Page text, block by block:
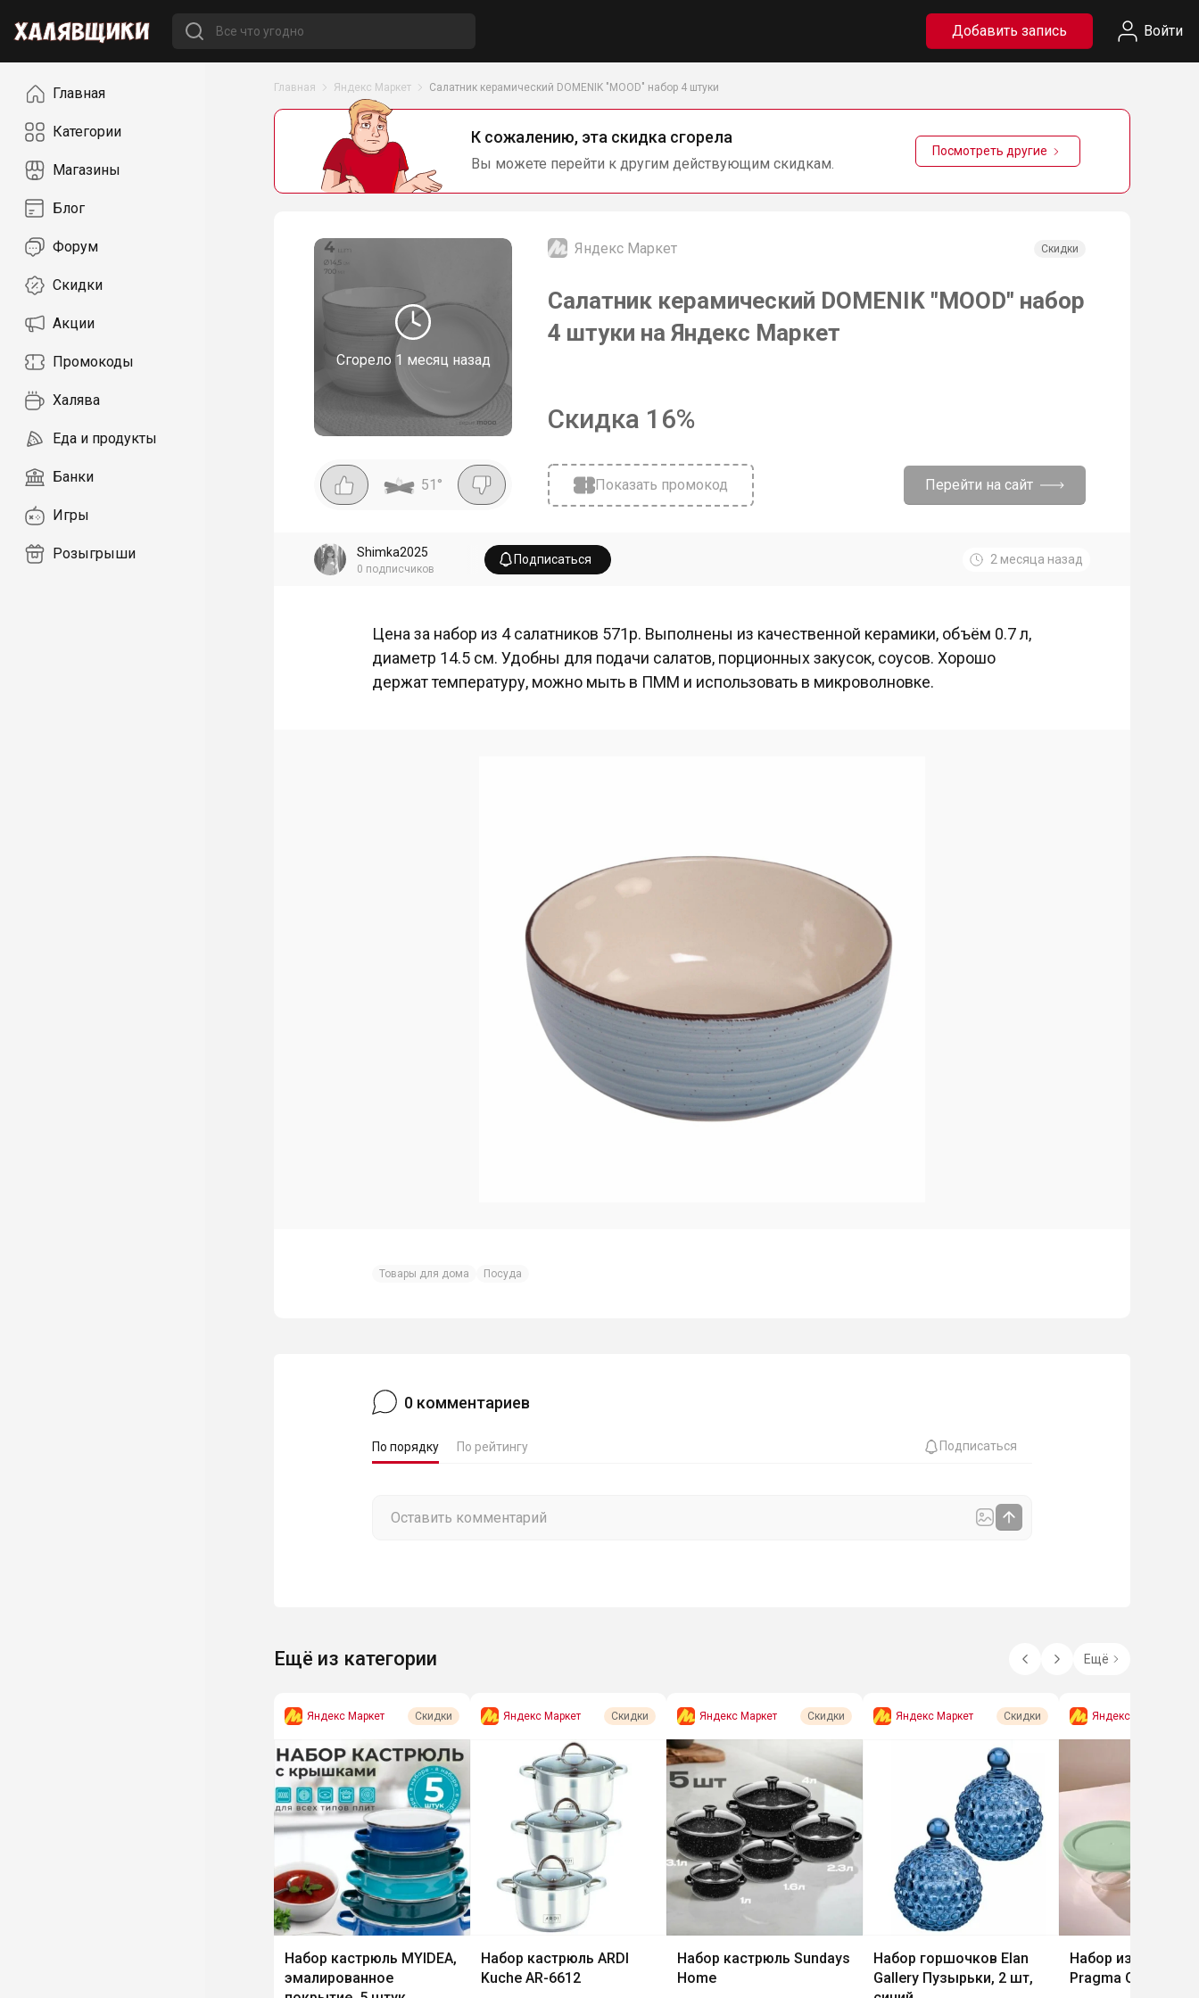
Добавить запись Войти
НавигацияГлавная
Категории
Магазины
Блог
Форум
Скидки
Акции
Промокоды
Халява
Еда и продукты
Банки
Игры
Розыгрыши
Главная Яндекс Маркет Салатник керамический DOMENIK "MOOD" набор 4 штуки
К сожалению, эта скидка сгорела
Вы можете перейти к другим действующим скидкам.
Посмотреть другие
Сгорело 1 месяц назад
Яндекс Маркет Скидки
Салатник керамический DOMENIK "MOOD" набор
4 штуки на Яндекс Маркет
Скидка 16%
51 ° Показать промокод Перейти на сайт
Shimka2025
0 подписчиков
Подписаться 2 месяца назад
Цена за набор из 4 салатников 571р. Выполнены из качественной керамики, объём 0.7 л,
диаметр 14.5 см. Удобны для подачи салатов, порционных закусок, соусов. Хорошо
держат температуру, можно мыть в ПММ и использовать в микроволновке.
Товары для дома Посуда
0 комментариев
По порядку По рейтингу Подписаться
Ещё из категории Ещё
Яндекс Маркет Скидки
Набор кастрюль MYIDEA,
эмалированное
Яндекс Маркет Скидки
Набор кастрюль ARDI
Kuche AR-6612
Яндекс Маркет Скидки
Набор кастрюль Sundays
Home
Яндекс Маркет Скидки
Набор горшочков Elan
Gallery Пузырьки, 2 шт,
Яндекс Маркет
Набор из 2
Pragma Olucla